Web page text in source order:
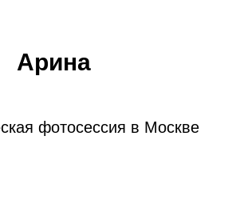
Арина
фотосессия в Москве